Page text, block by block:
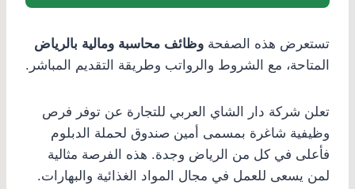
تستعرض هذه الصفحة وظائف محاسبة ومالية بالرياض
المتاحة، مع الشروط والرواتب وطريقة التقديم المباشر.
تعلن شركة دار الشاي العربي للتجارة عن توفر فرص
وظيفية شاغرة بمسمى أمين صندوق لحملة الدبلوم
فأعلى في كل من الرياض وجدة. هذه الفرصة مثالية
لمن يسعى للعمل في مجال المواد الغذائية والبهارات.